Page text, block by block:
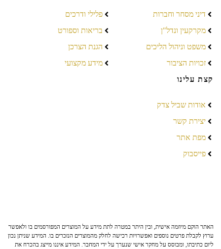
דיני מסחר וחברות
מקרקעין ונדל"ן
משפט וניהול הליכים
זכויות הציבור
פלילי ודרכים
בריאות וספורט
הגנת הצרכן
מידע מקצועי
קצת עלינו
אודות שביל צדק
יצירת קשר
מפת אתר
פייסבוק
האתר הוקם מיוזמה אישית, ובין היתר במטרה לתת מידע על המוצרים המפורסמים בו ולאפשר
ערוץ לקבלת פרטים נוספים ואפשרויות רכישה לחלק מהמוצרים הנזכרים בו. המידע שניתן נכון
ליום כתיבתו, ומבוסס על מחקר אישי שנערך על ידי המחבר. המידע איננו מייצג בהכרח את